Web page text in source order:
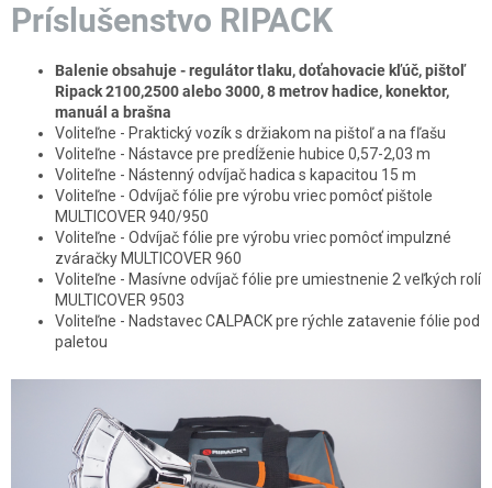
Príslušenstvo RIPACK
Balenie obsahuje - regulátor tlaku, doťahovacie kľúč, pištoľ
Ripack 2100,2500 alebo 3000, 8 metrov hadice, konektor,
manuál a brašna
Voliteľne - Praktický vozík s držiakom na pištoľ a na fľašu
Voliteľne - Nástavce pre predĺženie hubice 0,57-2,03 m
Voliteľne - Nástenný odvíjač hadica s kapacitou 15 m
Voliteľne - Odvíjač fólie pre výrobu vriec pomôcť pištole
MULTICOVER 940/950
Voliteľne - Odvíjač fólie pre výrobu vriec pomôcť impulzné
zváračky MULTICOVER 960
Voliteľne - Masívne odvíjač fólie pre umiestnenie 2 veľkých rolí
MULTICOVER 9503
Voliteľne - Nadstavec CALPACK pre rýchle zatavenie fólie pod
paletou